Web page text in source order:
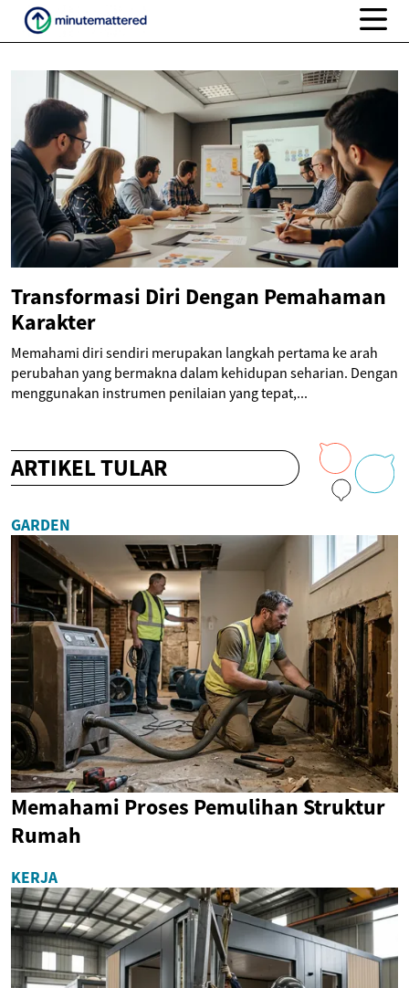
Transformasi Diri Dengan Pemahaman
Karakter
Memahami diri sendiri merupakan langkah pertama ke arah
perubahan yang bermakna dalam kehidupan seharian. Dengan
menggunakan instrumen penilaian yang tepat,...
ARTIKEL TULAR
GARDEN
Memahami Proses Pemulihan Struktur
Rumah
KERJA